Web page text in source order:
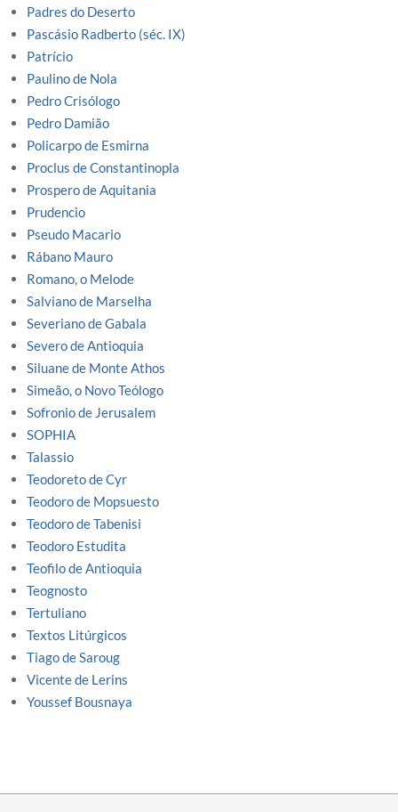
Padres do Deserto
Pascásio Radberto (séc. IX)
Patrício
Paulino de Nola
Pedro Crisólogo
Pedro Damião
Policarpo de Esmirna
Proclus de Constantinopla
Prospero de Aquitania
Prudencio
Pseudo Macario
Rábano Mauro
Romano, o Melode
Salviano de Marselha
Severiano de Gabala
Severo de Antioquia
Siluane de Monte Athos
Simeão, o Novo Teólogo
Sofronio de Jerusalem
SOPHIA
Talassio
Teodoreto de Cyr
Teodoro de Mopsuesto
Teodoro de Tabenisi
Teodoro Estudita
Teofilo de Antioquia
Teognosto
Tertuliano
Textos Litúrgicos
Tiago de Saroug
Vicente de Lerins
Youssef Bousnaya